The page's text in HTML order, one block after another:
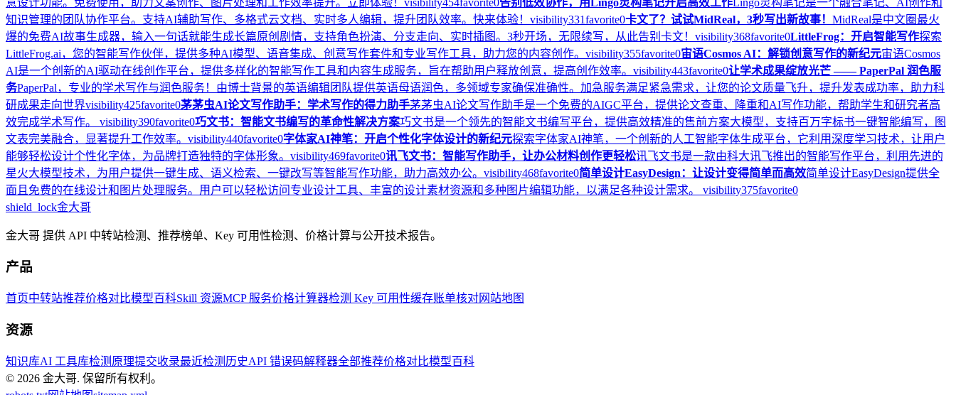
知识管理的团队协作平台。支持AI辅助写作、多格式云文档、实时多人编辑，提升团队效率。快来体验！ visibility331favorite0卡文了？试试MidReal，3秒写出新故事！ MidReal是中文圈最火
爆的免费AI故事生成器，输入一句话就能生成长篇原创剧情，支持角色扮演、分支走向、实时插图。3秒开场，无限续写，从此告别卡文！ visibility368favorite0LittleFrog：开启智能写作探索
LittleFrog.ai，您的智能写作伙伴，提供多种AI模型、语音集成、创意写作套件和专业写作工具，助力您的内容创作。 visibility355favorite0宙语Cosmos AI：解锁创意写作的新纪元宙语Cosmos
AI是一个创新的AI驱动在线创作平台，提供多样化的智能写作工具和内容生成服务，旨在帮助用户释放创意，提高创作效率。 visibility443favorite0让学术成果绽放光芒 —— PaperPal 润色服
务PaperPal，专业的学术写作与润色服务！由博士背景的英语编辑团队提供英语母语润色，多领域专家确保准确性。加急服务满足紧急需求，让您的论文质量飞升，提升发表成功率，助力科
研成果走向世界visibility425favorite0茅茅虫AI论文写作助手：学术写作的得力助手茅茅虫AI论文写作助手是一个免费的AIGC平台，提供论文查重、降重和AI写作功能，帮助学生和研究者高
效完成学术写作。 visibility390favorite0巧文书：智能文书编写的革命性解决方案巧文书是一个领先的智能文书编写平台，提供高效精准的售前方案大模型，支持百万字标书一键智能编写，图
文表完美融合，显著提升工作效率。 visibility440favorite0字体家AI神笔：开启个性化字体设计的新纪元探索字体家AI神笔，一个创新的人工智能字体生成平台，它利用深度学习技术，让用户
能够轻松设计个性化字体，为品牌打造独特的字体形象。 visibility469favorite0讯飞文书：智能写作助手，让办公材料创作更轻松讯飞文书是一款由科大讯飞推出的智能写作平台，利用先进的
星火大模型技术，为用户提供一键生成、语义检索、一键改写等智能写作功能，助力高效办公。 visibility468favorite0简单设计EasyDesign：让设计变得简单而高效简单设计EasyDesign提供全
面且免费的在线设计和图片处理服务。用户可以轻松访问专业设计工具、丰富的设计素材资源和多种图片编辑功能，以满足各种设计需求。 visibility375favorite0
shield_lock金大哥
金大哥 提供 API 中转站检测、推荐榜单、Key 可用性检测、价格计算与公开技术报告。
产品
首页中转站推荐价格对比模型百科Skill 资源MCP 服务价格计算器检测 Key 可用性缓存账单核对网站地图
资源
知识库AI 工具库检测原理提交收录最近检测历史API 错误码解释器全部推荐价格对比模型百科
© 2026 金大哥. 保留所有权利。